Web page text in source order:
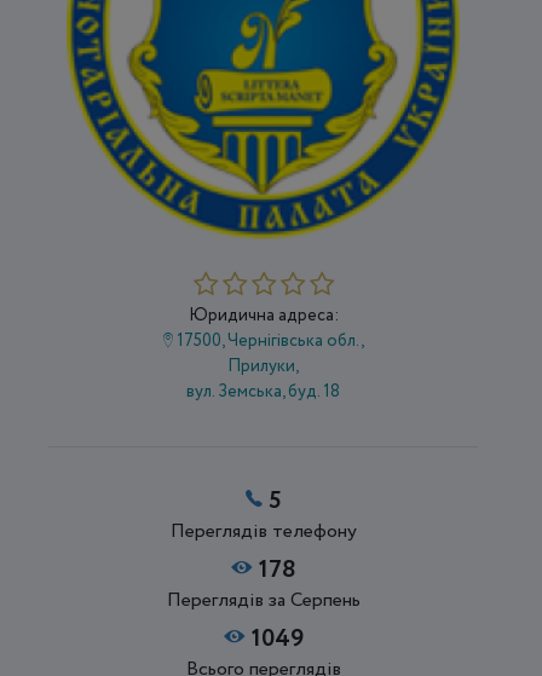
Юридична адреса:
17500, Чернігівська обл.,
Прилуки,
вул. Земська, буд. 18
5
Переглядів телефону
178
Переглядів за Серпень
1049
Всього переглядів